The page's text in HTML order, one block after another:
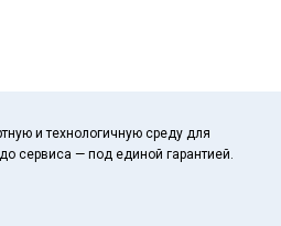
и технологичную среду для
сервиса — под единой гарантией.